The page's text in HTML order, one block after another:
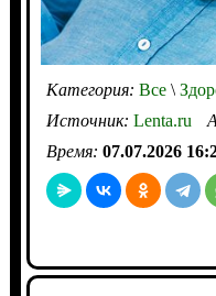
Категория: Все\
Источник: Lenta.ru
Время: 07.07.2026